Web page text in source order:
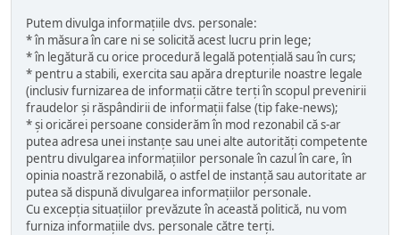
Putem divulga informațiile dvs. personale:
* în măsura în care ni se solicită acest lucru prin lege;
* în legătură cu orice procedură legală potențială sau în curs;
* pentru a stabili, exercita sau apăra drepturile noastre legale
(inclusiv furnizarea de informații către terți în scopul prevenirii
fraudelor și răspândirii de informații false (tip fake-news);
* și oricărei persoane considerăm în mod rezonabil că s-ar
putea adresa unei instanțe sau unei alte autorități competente
pentru divulgarea informațiilor personale în cazul în care, în
opinia noastră rezonabilă, o astfel de instanță sau autoritate ar
putea să dispună divulgarea informațiilor personale.
Cu excepția situațiilor prevăzute în această politică, nu vom
furniza informațiile dvs. personale către terți.